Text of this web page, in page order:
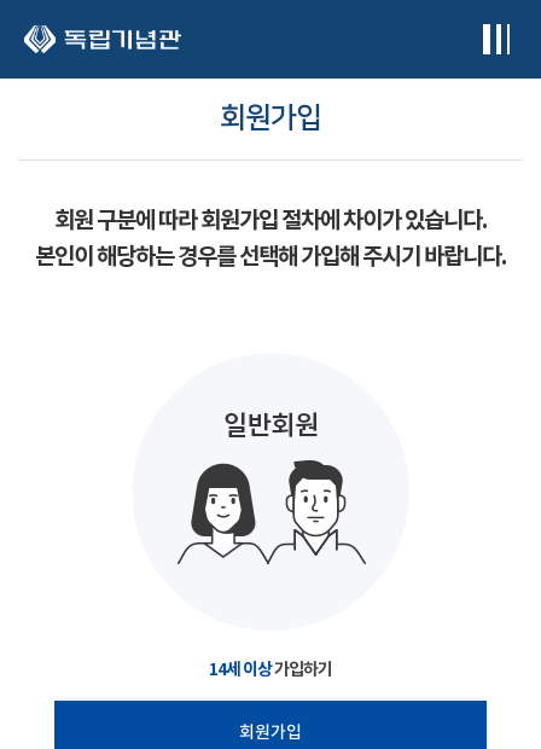
회원가입
회원 구분에 따라 회원가입 절차에 차이가 있습니다.
본인이 해당하는 경우를 선택해 가입해 주시기 바랍니다.
14세 이상가입하기
회원가입